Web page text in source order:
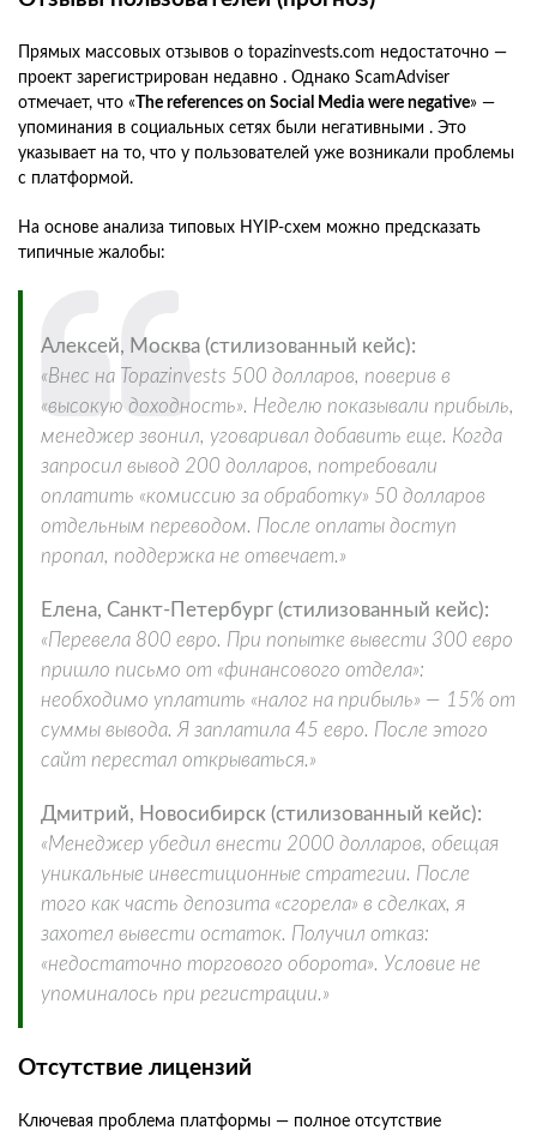
Прямых массовых отзывов о topazinvests.com недостаточно —
проект зарегистрирован недавно . Однако ScamAdviser
отмечает, что «The references on Social Media were negative» —
упоминания в социальных сетях были негативными . Это
указывает на то, что у пользователей уже возникали проблемы
с платформой.
На основе анализа типовых HYIP-схем можно предсказать
типичные жалобы:
Алексей, Москва (стилизованный кейс):
«Внес на Topazinvests 500 долларов, поверив в
«высокую доходность». Неделю показывали прибыль,
менеджер звонил, уговаривал добавить еще. Когда
запросил вывод 200 долларов, потребовали
оплатить «комиссию за обработку» 50 долларов
отдельным переводом. После оплаты доступ
пропал, поддержка не отвечает.»
Елена, Санкт-Петербург (стилизованный кейс):
«Перевела 800 евро. При попытке вывести 300 евро
пришло письмо от «финансового отдела»:
необходимо уплатить «налог на прибыль» — 15% от
суммы вывода. Я заплатила 45 евро. После этого
сайт перестал открываться.»
Дмитрий, Новосибирск (стилизованный кейс):
«Менеджер убедил внести 2000 долларов, обещая
уникальные инвестиционные стратегии. После
того как часть депозита «сгорела» в сделках, я
захотел вывести остаток. Получил отказ:
«недостаточно торгового оборота». Условие не
упоминалось при регистрации.»
Отсутствие лицензий
Ключевая проблема платформы — полное отсутствие